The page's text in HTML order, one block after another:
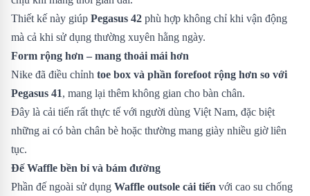
Thiết kế này giúp Pegasus 42 phù hợp không chỉ khi vận động
mà cả khi sử dụng thường xuyên hằng ngày.
Form rộng hơn – mang thoải mái hơn
Nike đã điều chỉnh toe box và phần forefoot rộng hơn so với
Pegasus 41, mang lại thêm không gian cho bàn chân.
Đây là cải tiến rất thực tế với người dùng Việt Nam, đặc biệt
những ai có bàn chân bè hoặc thường mang giày nhiều giờ liên
tục.
Đế Waffle bền bỉ và bám đường
Phần đế ngoài sử dụng Waffle outsole cải tiến với cao su chống